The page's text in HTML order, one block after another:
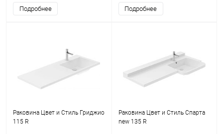
Подробнее Подробнее
Раковина Цвет и Стиль Гриджио
115 R
Раковина Цвет и Стиль Спарта
new 135 R